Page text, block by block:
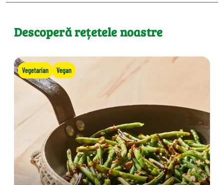
Descoperă rețetele noastre
Vegetarian Vegan